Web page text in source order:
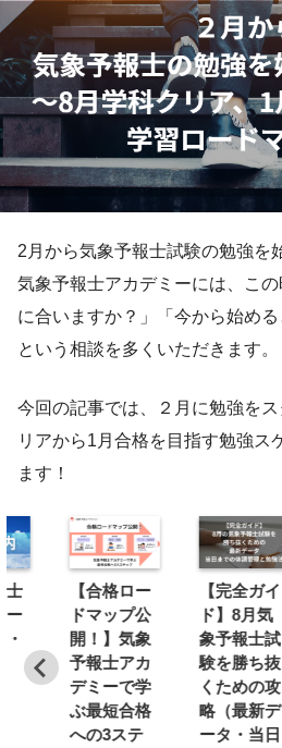
2月から気象予報士試験の勉強を
気象予報士アカデミーには、こ
に合いますか？」「今から始める
という相談を多くいただきます。
今回の記事では、２月に勉強を
リアから1月合格を目指す勉強ス
ます！
士
ー
【合格ロー
ドマップ公
開！】気象
予報士アカ
デミーで学
ぶ最短合格
への3ステ
【完全ガイ
ド】8月気
象予報士試
験を勝ち抜
くための攻
略（最新デ
ータ・当日